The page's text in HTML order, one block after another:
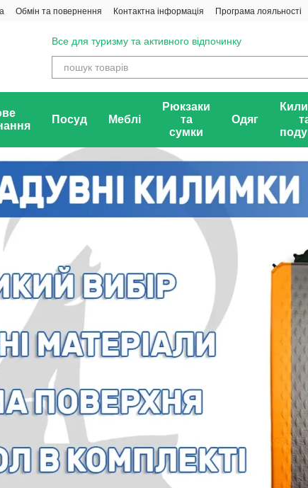
Обмін та повернення Контактна інформація Програма лояльності
Все для туризму та активного відпочинку
Посуд Меблі
Рюкзаки
та
сумки
Одяг